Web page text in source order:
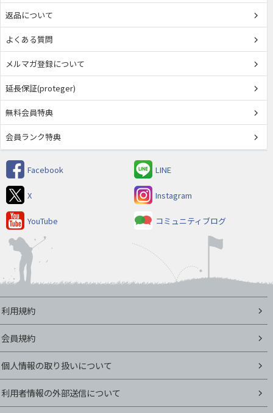
返品について
よくある質問
メルマガ登録について
延長保証(proteger)
無料会員特典
会員ランク特典
Facebook LINE
X Instagram
YouTube コミュニティブログ
利用規約
会員規約
個人情報の取り扱いについて
利用者情報の外部送信について